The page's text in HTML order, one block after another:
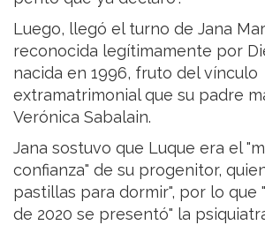
Luego, llegó el turno de Jana
reconocida legítimamente por
nacida en 1996, fruto del vínculo
extramatrimonial que su padre
Verónica Sabalain.
Jana sostuvo que Luque era el
confianza" de su progenitor,
pastillas para dormir", por lo que
de 2020 se presentó" la